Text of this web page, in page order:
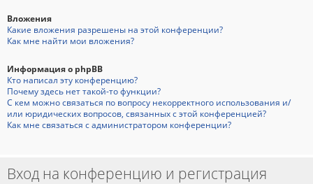
Вложения
Какие вложения разрешены на этой конференции?
Как мне найти мои вложения?
Информация о phpBB
Кто написал эту конференцию?
Почему здесь нет такой-то функции?
С кем можно связаться по вопросу некорректного использования и/
или юридических вопросов, связанных с этой конференцией?
Как мне связаться с администратором конференции?
Вход на конференцию и регистрация